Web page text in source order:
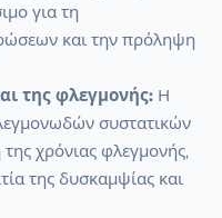
για τη
και την πρόληψη
της φλεγμονής: Η
συστατικών
χρόνιας φλεγμονής,
της δυσκαμψίας και